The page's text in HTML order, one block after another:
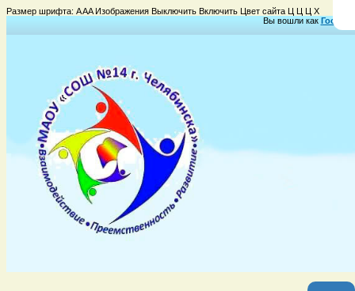
Размер шрифта: AAAИзображения Выключить Включить Цвет сайта Ц Ц Ц Х
Вы вошли как Гость